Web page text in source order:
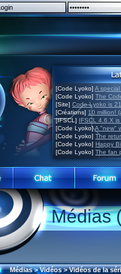
[Code Lyoko] A special
[Code Lyoko] The
[Site] Code Lyoko is
[Créations] 10 million!
[IFSCL] IFSCL 4.6.X
[Code Lyoko]A "new"
[Code Lyoko] The
[Code Lyoko] Happy
[Code Lyoko] The fan
Médias
Médias>Vidéos>Vidéos de la